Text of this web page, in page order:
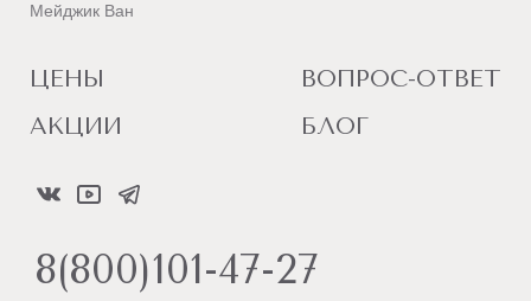
Мейджик Ван
ЦЕНЫ
АКЦИИ
ВОПРОС-ОТВЕТ
БЛОГ
8(800)101-47-27